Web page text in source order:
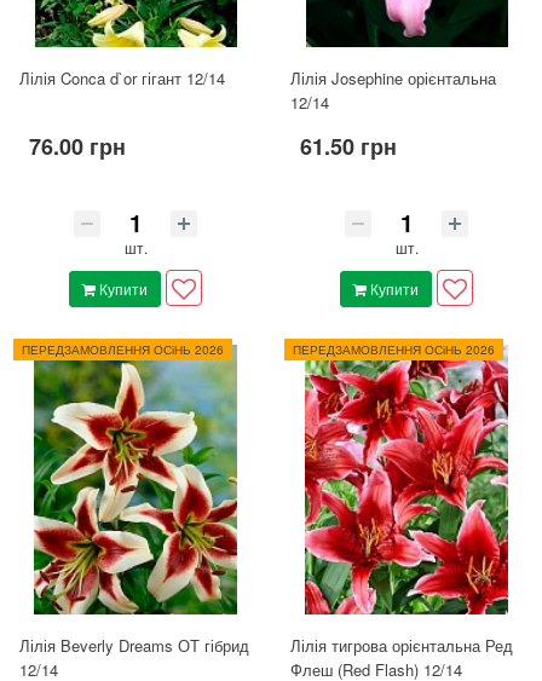
Лілія Conca d`or гігант 12/14
76.00 грн
шт.
Купити
Лілія Josephine орієнтальна
12/14
61.50 грн
шт.
Купити
ПЕРЕДЗАМОВЛЕННЯ ОСіНЬ 2026
Лілія Beverly Dreams ОТ гібрид
12/14
ПЕРЕДЗАМОВЛЕННЯ ОСіНЬ 2026
Лілія тигрова орієнтальна Ред
Флеш (Red Flash) 12/14